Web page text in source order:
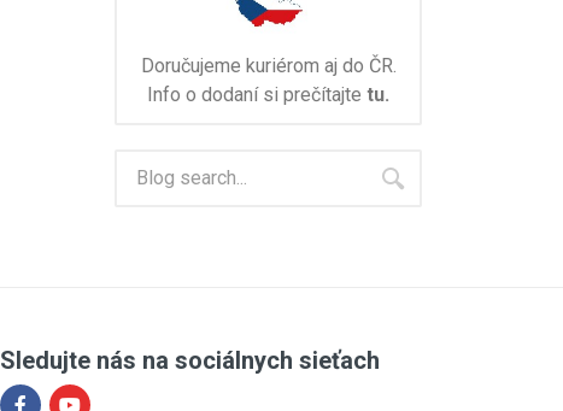
Doručujeme kuriérom aj do ČR.
Info o dodaní si prečítajte tu.
Sledujte nás na sociálnych sieťach